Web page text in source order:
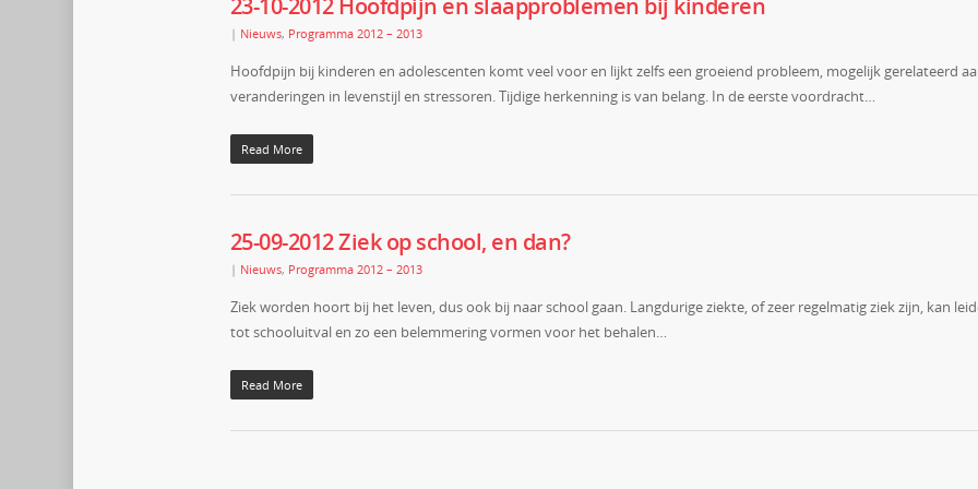
| Nieuws, Programma 2012 – 2013
Hoofdpijn bij kinderen en adolescenten komt veel voor en lijkt zelfs een groeiend probleem, mogelijk gerelateerd
veranderingen in levenstijl en stressoren. Tijdige herkenning is van belang. In de eerste voordracht…
Read More
25-09-2012 Ziek op school, en dan?
| Nieuws, Programma 2012 – 2013
Ziek worden hoort bij het leven, dus ook bij naar school gaan. Langdurige ziekte, of zeer regelmatig ziek zijn, kan
tot schooluitval en zo een belemmering vormen voor het behalen…
Read More